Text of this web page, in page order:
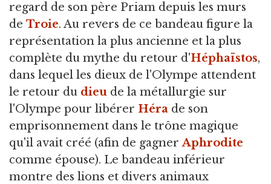
regard de son père Priam depuis les murs
de Troie. Au revers de ce bandeau figure la
représentation la plus ancienne et la plus
complète du mythe du retour d'Héphaïstos,
dans lequel les dieux de l'Olympe attendent
le retour du dieu de la métallurgie sur
l'Olympe pour libérer Héra de son
emprisonnement dans le trône magique
qu'il avait créé (afin de gagnerAphrodite
comme épouse). Le bandeau inférieur
montre des lions et divers animaux